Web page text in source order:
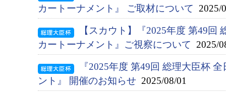
カートーナメント』 ご取材について 2025/
【スカウト】『2025年度 第49回
カートーナメント』ご視察について 2025/
『2025年度 第49回 総理大臣杯
ント』 開催のお知らせ 2025/08/01